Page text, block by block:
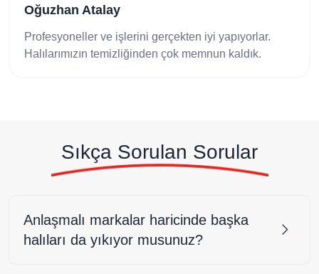
yapıyorlar.
kaldık.
Temizleme işleminden çok
halılarım servis garantili
Sıkça Sorulan Sorular
Anlaşmalı markalar haricinde başka
halıları da yıkıyor musunuz?